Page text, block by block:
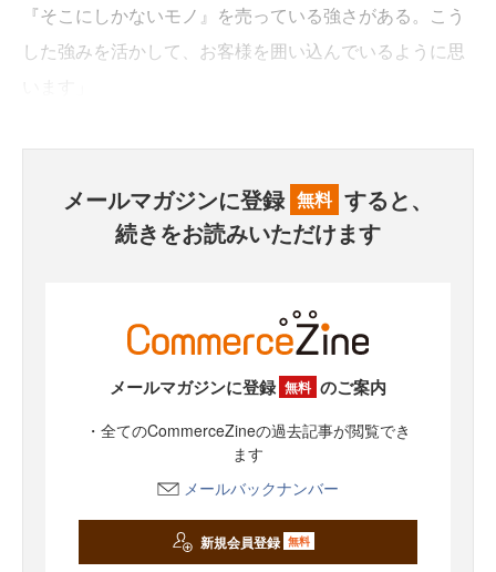
『そこにしかないモノ』を売っている強さがある。こう
した強みを活かして、お客様を囲い込んでいるように思
メールマガジンに登録 無料 すると、
続きをお読みいただけます
メールマガジンに登録 無料 のご案内
・全てのCommerceZineの過去記事が閲覧でき
ます
メールバックナンバー
新規会員登録 無料